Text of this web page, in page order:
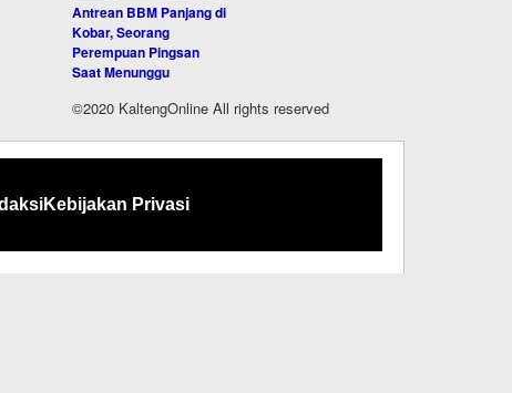
Antrean BBM Panjang di
Kobar, Seorang
Perempuan Pingsan
Saat Menunggu
©2020 KaltengOnline All rights reserved
Kebijakan Privasi